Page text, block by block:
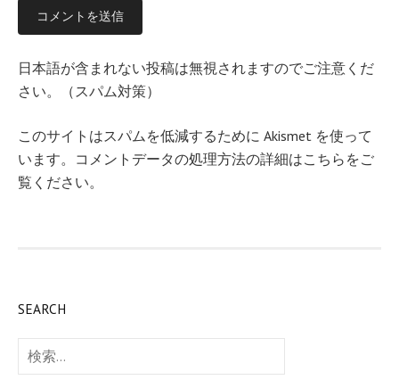
日本語が含まれない投稿は無視されますのでご注意くだ
さい。（スパム対策）
このサイトはスパムを低減するために Akismet を使って
います。 コメントデータの処理方法の詳細はこちらをご
覧ください。
SEARCH
検
索: